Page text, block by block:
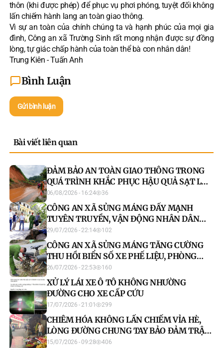
thôn (khi được phép) để phục vụ phơi phóng, tuyệt đối không
lấn chiếm hành lang an toàn giao thông.
Vì sự an toàn của chính chúng ta và hạnh phúc của mọi gia
đình, Công an xã Trường Sinh rất mong nhận được sự đồng
lòng, tự giác chấp hành của toàn thể bà con nhân dân!
Trung Kiên - Tuấn Anh
Bình Luận
Gửi bình luận
Bài viết liên quan
ĐẢM BẢO AN TOÀN GIAO THÔNG TRONG
QUÁ TRÌNH KHẮC PHỤC HẬU QUẢ SẠT LỞ
ĐẤT DO THIÊN TAI
06/08/2026 - 16:24 36
CÔNG AN XÃ SỦNG MÁNG ĐẨY MẠNH
TUYÊN TRUYỀN, VẬN ĐỘNG NHÂN DÂN
CHẤP HÀNH QUY ĐỊNH CỦA PHÁP LUẬT
29/07/2026 - 22:14 102
CÔNG AN XÃ SỦNG MÁNG TĂNG CƯỜNG
THU HỒI BIỂN SỐ XE PHẾ LIỆU, PHÒNG
NGỪA VI PHẠM PHÁP LUẬT
26/07/2026 - 22:53 160
XỬ LÝ LÁI XE Ô TÔ KHÔNG NHƯỜNG
ĐƯỜNG CHO XE CẤP CỨU
17/07/2026 - 21:01 299
CHIÊM HÓA KHÔNG LẤN CHIẾM VỈA HÈ,
LÒNG ĐƯỜNG CHUNG TAY BẢO ĐẢM TRẬT
TỰ, AN TOÀN GIAO THÔNG
15/07/2026 - 09:28 406